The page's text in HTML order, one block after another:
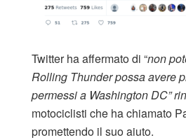
Twitter ha affermato di “non
Rolling Thunder possa avere
permessi a Washington DC”
motociclisti che ha chiamato
promettendo il suo aiuto.